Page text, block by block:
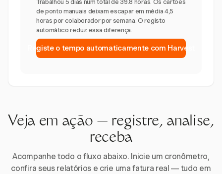
Trabalhou 5 dias num total de 39.8 horas. Os cartões
de ponto manuais deixam escapar em média 4,5
horas por colaborador por semana. O registo
automático reduz essa diferença.
Registe o tempo automaticamente com Harvest
Veja em ação — registre, analise,
receba
Acompanhe todo o fluxo abaixo. Inicie um cronômetro,
confira seus relatórios e crie uma fatura real — tudo em